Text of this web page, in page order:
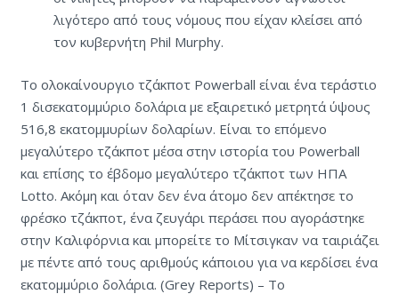
λιγότερο από τους νόμους που είχαν κλείσει από
τον κυβερνήτη Phil Murphy.
Το ολοκαίνουργιο τζάκποτ Powerball είναι ένα τεράστιο
1 δισεκατομμύριο δολάρια με εξαιρετικό μετρητά ύψους
516,8 εκατομμυρίων δολαρίων. Είναι το επόμενο
μεγαλύτερο τζάκποτ μέσα στην ιστορία του Powerball
και επίσης το έβδομο μεγαλύτερο τζάκποτ των ΗΠΑ
Lotto. Ακόμη και όταν δεν ένα άτομο δεν απέκτησε το
φρέσκο ​​τζάκποτ, ένα ζευγάρι περάσει που αγοράστηκε
στην Καλιφόρνια και μπορείτε το Μίτσιγκαν να ταιριάζει
με πέντε από τους αριθμούς κάποιου για να κερδίσει ένα
εκατομμύριο δολάρια. (Grey Reports) – Το